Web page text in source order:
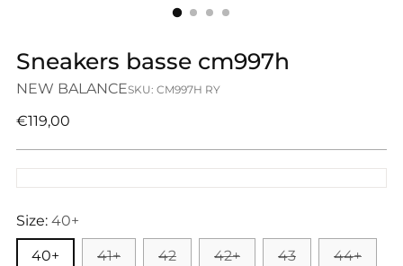
Sneakers basse cm997h
NEW BALANCESKU: CM997H RY
Prezzo
€119,00
Size: 40+
40+
41+ 42 42+ 43 44+